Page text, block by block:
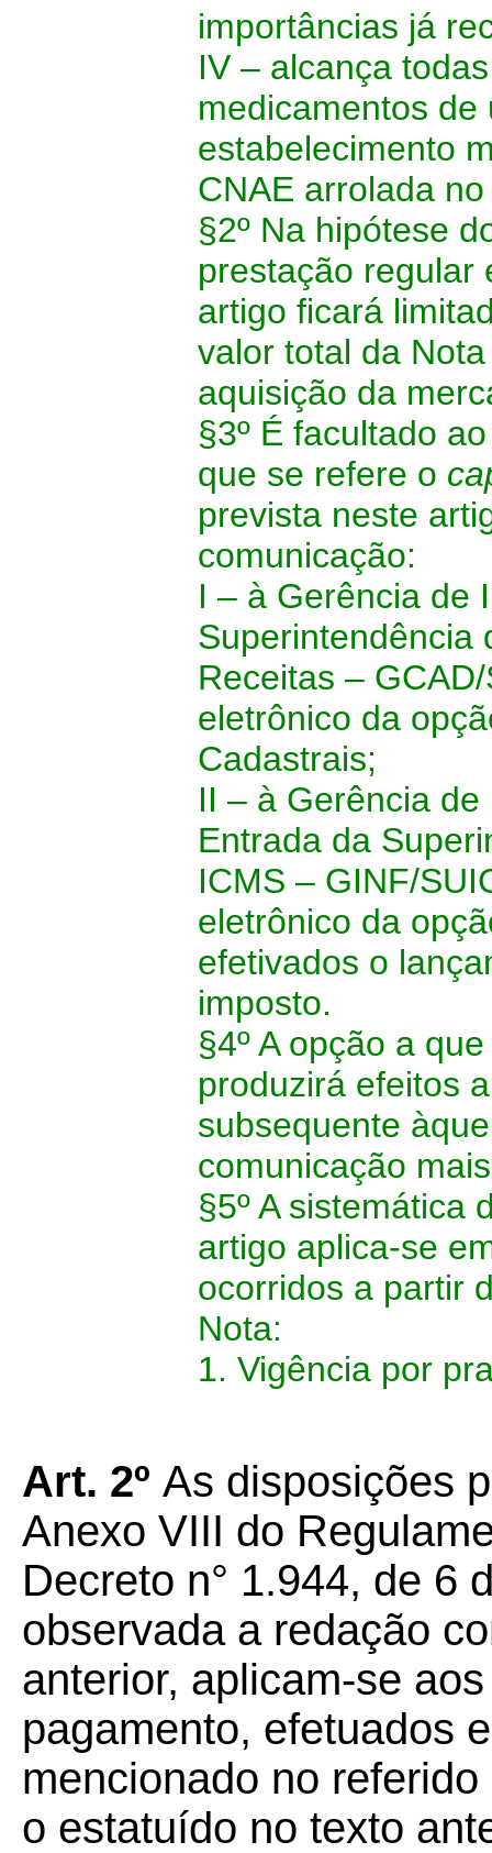
importâncias já
IV – alcança
medicamentos
estabelecimento
CNAE arrolada
§2º Na hipótese
prestação regular
artigo ficará
valor total da
aquisição da
§3º É facultado
que se refere o
prevista neste
comunicação:
I – à Gerência de
Superintendência
Receitas –
eletrônico da
Cadastrais;
II – à Gerência
Entrada da
ICMS – GINF/
eletrônico da
efetivados o
imposto.
§4º A opção a
produzirá efeitos
subsequente
comunicação
§5º A sistemática
artigo aplica-se
ocorridos a partir
Nota:
1. Vigência por
Art. 2º As disposições
Anexo VIII do
Decreto n° 1.944, de 6
observada a redação
anterior, aplicam-se
pagamento, efetuados
mencionado no
o estatuído no texto